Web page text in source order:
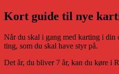
Kort guide til nye
Når du skal i gang med karting i din
ting, som du skal have styr på.
Det år, du bliver 7 år, kan du køre i